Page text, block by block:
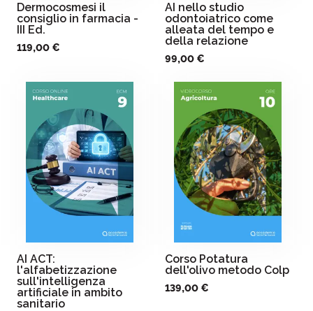
Dermocosmesi il
consiglio in farmacia -
III Ed.
119,00 €
AI nello studio
odontoiatrico come
alleata del tempo e
della relazione
99,00 €
AI ACT:
l'alfabetizzazione
sull'intelligenza
artificiale in ambito
sanitario
Corso Potatura
dell'olivo metodo Colp
139,00 €